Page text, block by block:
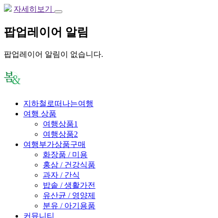
자세히보기
팝업레이어 알림
팝업레이어 알림이 없습니다.
지하철로떠나는여행
여행 상품
여행상품1
여행상품2
여행부가상품구매
화장품 / 미용
홍삼 / 건강식품
과자 / 간식
밥솥 / 생활가전
유산균 / 영양제
분유 / 아기용품
커뮤니티